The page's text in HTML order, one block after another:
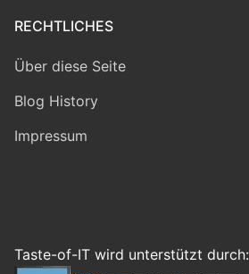
RECHTLICHES
Über diese Seite
Blog History
Impressum
Taste-of-IT wird unterstützt durch: